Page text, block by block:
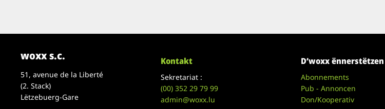
woxx s.c.
51, avenue de la Liberté
(2. Stack)
Lëtzebuerg-Gare
Kontakt
Sekretariat :
(00)352 29 79 99
admin@woxx.lu
D’woxx ënnerstëtzen
Abonnements
Pub - Annoncen
Don/Kooperativ